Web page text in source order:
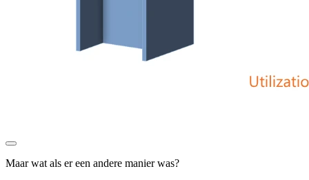
Maar wat als er een andere manier was?